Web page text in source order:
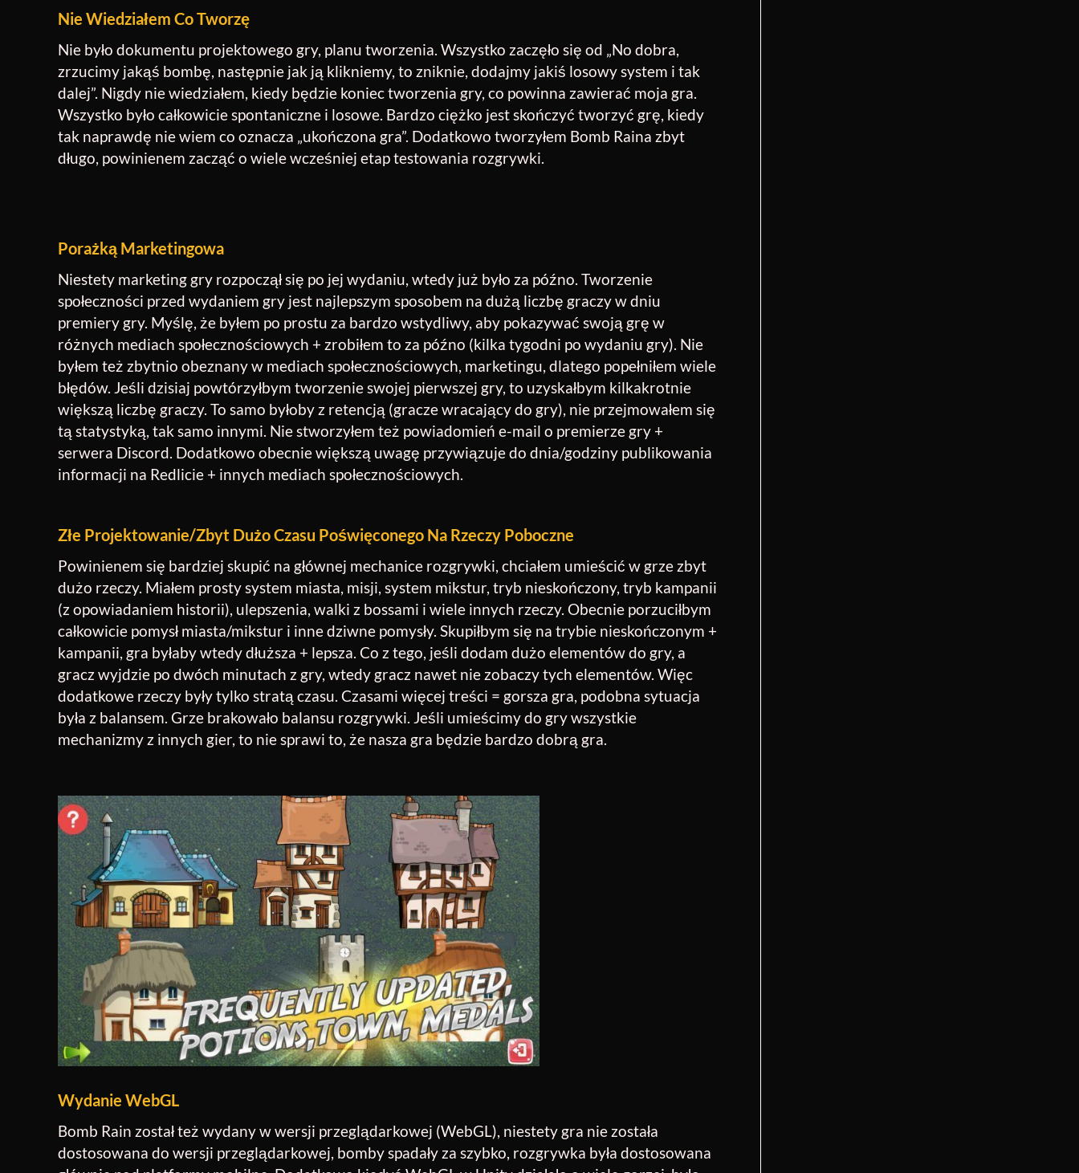
Nie Wiedziałem Co Tworzę
Nie było dokumentu projektowego gry, planu tworzenia. Wszystko zaczęło się od „No dobra,
zrzucimy jakąś bombę, następnie jak ją klikniemy, to zniknie, dodajmy jakiś losowy system i tak
dalej”. Nigdy nie wiedziałem, kiedy będzie koniec tworzenia gry, co powinna zawierać moja gra.
Wszystko było całkowicie spontaniczne i losowe. Bardzo ciężko jest skończyć tworzyć grę, kiedy
tak naprawdę nie wiem co oznacza „ukończona gra”. Dodatkowo tworzyłem Bomb Raina zbyt
długo, powinienem zacząć o wiele wcześniej etap testowania rozgrywki.
Porażką Marketingowa
Niestety marketing gry rozpoczął się po jej wydaniu, wtedy już było za późno. Tworzenie
społeczności przed wydaniem gry jest najlepszym sposobem na dużą liczbę graczy w dniu
premiery gry. Myślę, że byłem po prostu za bardzo wstydliwy, aby pokazywać swoją grę w
różnych mediach społecznościowych + zrobiłem to za późno (kilka tygodni po wydaniu gry). Nie
byłem też zbytnio obeznany w mediach społecznościowych, marketingu, dlatego popełniłem wiele
błędów. Jeśli dzisiaj powtórzyłbym tworzenie swojej pierwszej gry, to uzyskałbym kilkakrotnie
większą liczbę graczy. To samo byłoby z retencją (gracze wracający do gry), nie przejmowałem się
tą statystyką, tak samo innymi. Nie stworzyłem też powiadomień e-mail o premierze gry +
serwera Discord. Dodatkowo obecnie większą uwagę przywiązuje do dnia/godziny publikowania
informacji na Redlicie + innych mediach społecznościowych.
Złe Projektowanie/zbyt Dużo Czasu Poświęconego Na Rzeczy Poboczne
Powinienem się bardziej skupić na głównej mechanice rozgrywki, chciałem umieścić w grze zbyt
dużo rzeczy. Miałem prosty system miasta, misji, system mikstur, tryb nieskończony, tryb kampanii
(z opowiadaniem historii), ulepszenia, walki z bossami i wiele innych rzeczy. Obecnie porzuciłbym
całkowicie pomysł miasta/mikstur i inne dziwne pomysły. Skupiłbym się na trybie nieskończonym +
kampanii, gra byłaby wtedy dłuższa + lepsza. Co z tego, jeśli dodam dużo elementów do gry, a
gracz wyjdzie po dwóch minutach z gry, wtedy gracz nawet nie zobaczy tych elementów. Więc
dodatkowe rzeczy były tylko stratą czasu. Czasami więcej treści = gorsza gra, podobna sytuacja
była z balansem. Grze brakowało balansu rozgrywki. Jeśli umieścimy do gry wszystkie
mechanizmy z innych gier, to nie sprawi to, że nasza gra będzie bardzo dobrą gra.
Wydanie WebGL
Bomb Rain został też wydany w wersji przeglądarkowej (WebGL), niestety gra nie została
dostosowana do wersji przeglądarkowej, bomby spadały za szybko, rozgrywka była dostosowana